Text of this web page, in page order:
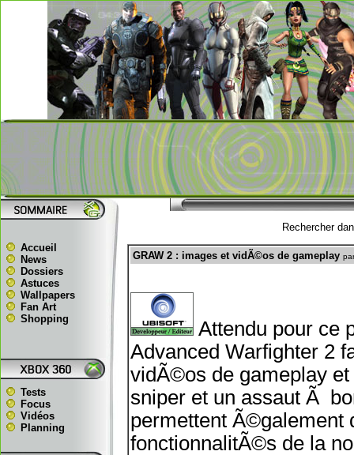
Accueil
News
Dossiers
Astuces
Wallpapers
Fan Art
Shopping
Tests
Focus
Vidéos
Planning
Rechercher
GRAW 2 : images et vidÃ©os de gameplay
Attendu pour ce
Advanced Warfighter 2
vidÃ©os de gameplay
sniper et un assaut Ã
permettent Ã©galement
fonctionnalitÃ©s de la